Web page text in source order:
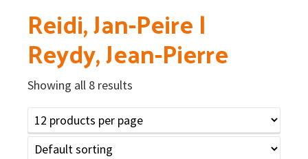
Reidi, Jan-Peire |
Reydy, Jean-Pierre
Showing all 8 results